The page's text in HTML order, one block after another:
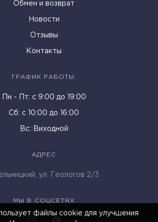
Обмен и возврат
Новости
Отзывы
Контакты
ГРАФИК РАБОТЫ:
Пн - Пт: c 9:00 до 19:00
Cб: с 10:00 до 16:00
Вс: Виходной
АДРЕС
ул. Геологов 2/3
МЫ В СОЦСЕТЯХ
файлы cookie для улучшения